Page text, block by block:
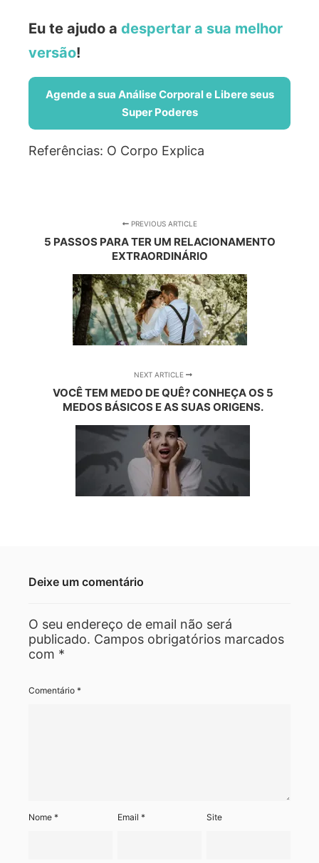
Eu te ajudo a despertar a sua melhor
versão!
Agende a sua Análise Corporal e Libere seus
Super Poderes
Referências: O Corpo Explica
PREVIOUS ARTICLE
5 PASSOS PARA TER UM RELACIONAMENTO
EXTRAORDINÁRIO
NEXT ARTICLE
VOCÊ TEM MEDO DE QUÊ? CONHEÇA OS 5
MEDOS BÁSICOS E AS SUAS ORIGENS.
Deixe um comentário
O seu endereço de email não será
publicado. Campos obrigatórios marcados
com *
Comentário *
Nome * Email* Site